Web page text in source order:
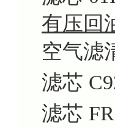
有压回
空气滤
滤芯
滤芯